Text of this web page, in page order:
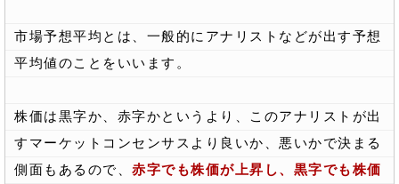
市場予想平均とは、一般的にアナリストなどが出す予想
平均値のことをいいます。
株価は黒字か、赤字かというより、このアナリストが出
すマーケットコンセンサスより良いか、悪いかで決まる
側面もあるので、 赤字でも株価が上昇し、黒字でも株価